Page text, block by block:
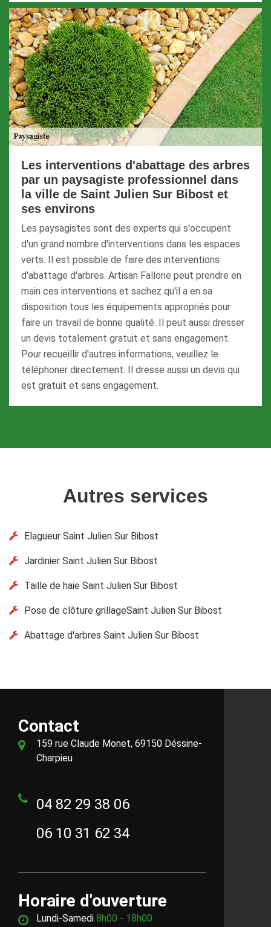
Les interventions d'abattage des arbres
par un paysagiste professionnel dans
la ville de Saint Julien Sur Bibost et
ses environs
Les paysagistes sont des experts qui s'occupent
d'un grand nombre d'interventions dans les espaces
verts. Il est possible de faire des interventions
d'abattage d'arbres. Artisan Fallone peut prendre en
main ces interventions et sachez qu'il a en sa
disposition tous les équipements appropriés pour
faire un travail de bonne qualité. Il peut aussi dresser
un devis totalement gratuit et sans engagement.
Pour recueillir d'autres informations, veuillez le
téléphoner directement. Il dresse aussi un devis qui
est gratuit et sans engagement.
Autres services
Elagueur Saint Julien Sur Bibost
Jardinier Saint Julien Sur Bibost
Taille de haie Saint Julien Sur Bibost
Pose de clôture grillageSaint Julien Sur Bibost
Abattage d'arbres Saint Julien Sur Bibost
Contact
159 rue Claude Monet, 69150 Déssine-
Charpieu
04 82 29 38 06
06 10 31 62 34
Horaire d'ouverture
Lundi-Samedi 8h00 - 18h00